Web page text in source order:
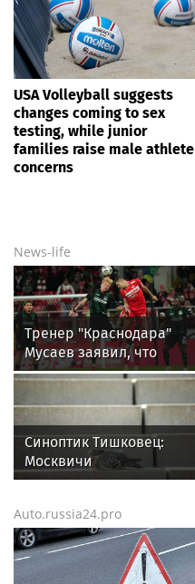
USA Volleyball suggests
changes coming to sex
testing, while junior
families raise male athlete
concerns
News-life
Тренер "Краснодара"
Мусаев заявил, что
ждал Угальде у
"Спартака" с первых
минут
Синоптик Тишковец:
Москвичи
попрощаются с летом
выходные
Auto.russia24.pro